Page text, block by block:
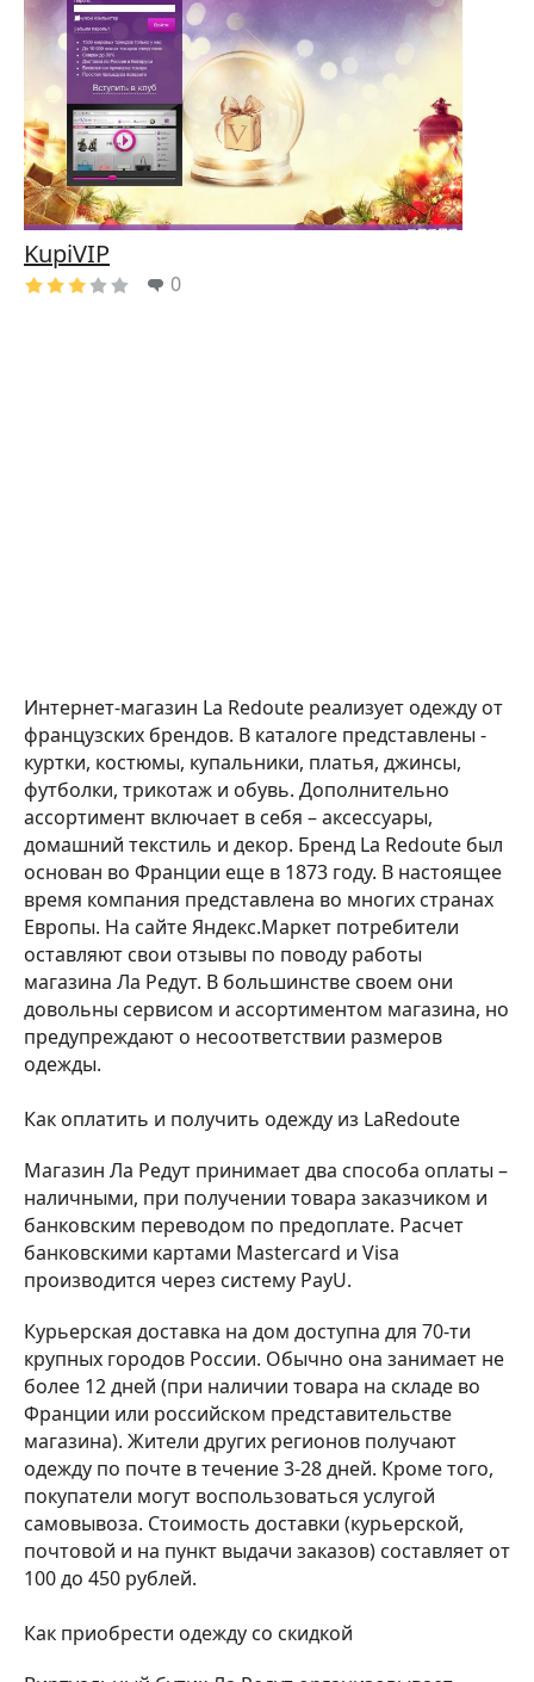
KupiVIP
0
Интернет-магазин La Redoute реализует одежду от
французских брендов. В каталоге представлены -
куртки, костюмы, купальники, платья, джинсы,
футболки, трикотаж и обувь. Дополнительно
ассортимент включает в себя – аксессуары,
домашний текстиль и декор. Бренд La Redoute был
основан во Франции еще в 1873 году. В настоящее
время компания представлена во многих странах
Европы. На сайте Яндекс.Маркет потребители
оставляют свои отзывы по поводу работы
магазина Ла Редут. В большинстве своем они
довольны сервисом и ассортиментом магазина, но
предупреждают о несоответствии размеров
одежды.
Как оплатить и получить одежду из LaRedoute
Магазин Ла Редут принимает два способа оплаты –
наличными, при получении товара заказчиком и
банковским переводом по предоплате. Расчет
банковскими картами Mastercard и Visa
производится через систему PayU.
Курьерская доставка на дом доступна для 70-ти
крупных городов России. Обычно она занимает не
более 12 дней (при наличии товара на складе во
Франции или российском представительстве
магазина). Жители других регионов получают
одежду по почте в течение 3-28 дней. Кроме того,
покупатели могут воспользоваться услугой
самовывоза. Стоимость доставки (курьерской,
почтовой и на пункт выдачи заказов) составляет от
100 до 450 рублей.
Как приобрести одежду со скидкой